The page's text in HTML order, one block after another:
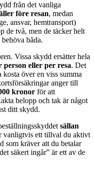
från det vanliga
före resan, medan
ansvar, hemtransport)
de två, men de täcker helt
båda.
Vissa skydd ersätter hela
person eller per resa. Det
kosta över en viss summa
anger till
kronor för att
belopp och tak är något
ditt skydd.
sällan
vanligtvis ett tillval du aktivt
som kräver att du betalar
säkert ingår” är ett av de